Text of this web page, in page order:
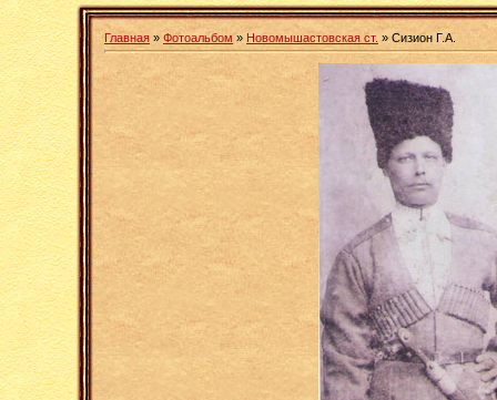
Главная » Фотоальбом» Новомышастовская ст. » Сизион Г.А.